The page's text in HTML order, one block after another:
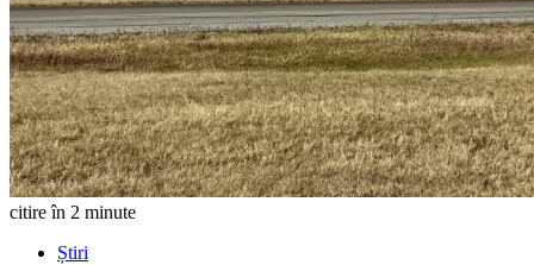
citire în 2 minute
Știri